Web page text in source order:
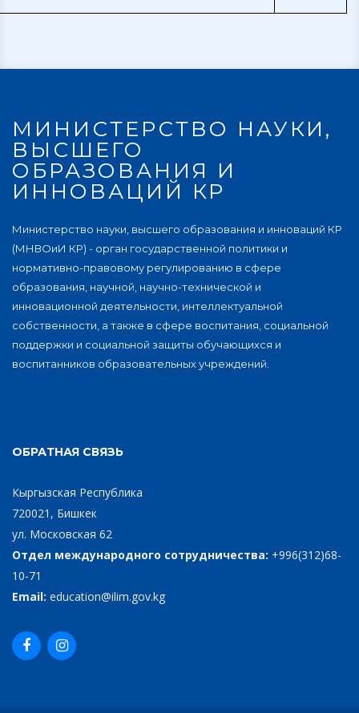
МИНИСТЕРСТВО НАУКИ,
ВЫСШЕГО
ОБРАЗОВАНИЯ И
ИННОВАЦИЙ КР
Министерство науки, высшего образования и инноваций КР
(МНВОиИ КР) - орган государственной политики и
нормативно-правовому регулированию в сфере
образования, научной, научно-технической и
инновационной деятельности, интеллектуальной
собственности, а также в сфере воспитания, социальной
поддержки и социальной защиты обучающихся и
воспитанников образовательных учреждений.
ОБРАТНАЯ СВЯЗЬ
Кыргызская Республика
720021, Бишкек
ул. Московская 62
Отдел международного сотрудничества: +996(312)68-
10-71
Email: education@ilim.gov.kg